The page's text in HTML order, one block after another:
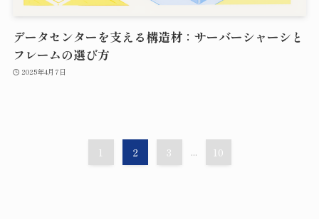
データセンターを支える構造材：サーバーシャーシと
フレームの選び方
2025年4月7日
1 2 3 ... 10